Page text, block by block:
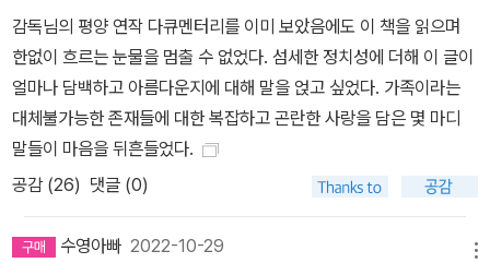
감독은 작가의 말에 “가족이란 사라지지 않고, 끝나지도 않아. 아무리
귀찮아도 만날 수 없더라도 언제까지나 가족이다”라고 썼다. 가족이
라는 테두리에서 한 발짝 떨어져 그들을 관찰하고 기록하고 공유함으
로써, 볼 수 없고 만질 수 없어도 가족은 연결되어 있다는 확고한 신념
이 엿보이는 대목이다. “이 이야기는 아무한테도 하면 안 돼. 4.3은
희 감독의 어머니는 전작들에서 가족과 일가친척을 위해 헌신하는
뚜껑을 열기 시작한다. 어머니는 오사카에서 나고 자랐지만 1945년
감독님의 평양 연작 다큐멘터리를 이미 보았음에도 이 책을 읽으며
한없이 흐르는 눈물을 멈출 수 없었다. 섬세한 정치성에 더해 이 글이
얼마나 담백하고 아름다운지에 대해 말을 얹고 싶었다. 가족이라는
대체불가능한 존재들에 대한 복잡하고 곤란한 사랑을 담은 몇 마디
말들이 마음을 뒤흔들었다.
공감 (26) 댓글 (0)
수영아빠 2022-10-29